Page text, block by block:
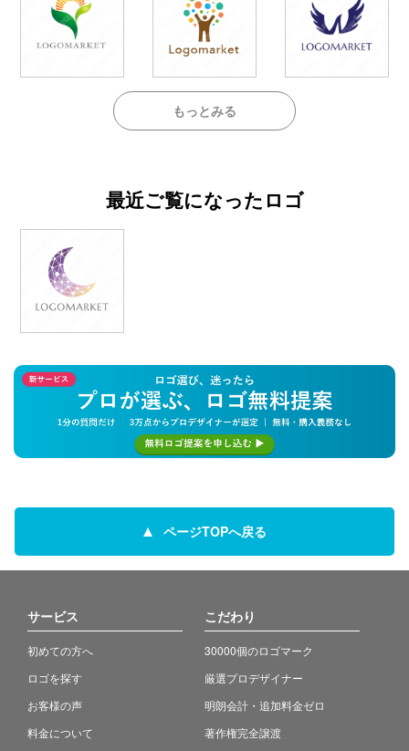
もっとみる
最近ご覧になったロゴ
ページTOPへ戻る
サービス
初めての方へ
ロゴを探す
お客様の声
料金について
こだわり
30000個のロゴマーク
厳選プロデザイナー
明朗会計・追加料金ゼロ
著作権完全譲渡